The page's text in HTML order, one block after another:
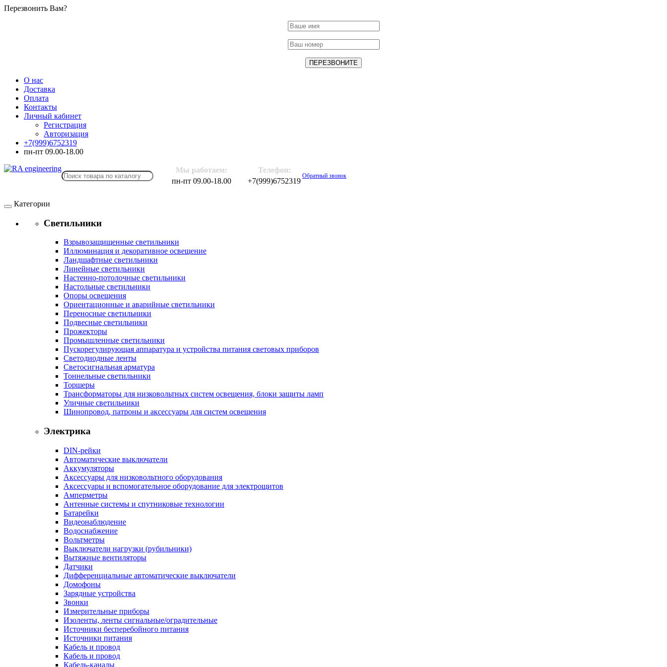
Перезвонить Вам?
О нас
Доставка
Оплата
Контакты
Личный кабинет
Регистрация
Авторизация
+7(999)6752319
пн-пт 09.00-18.00
Мы работаем:
Телефон:
пн-пт 09.00-18.00
+7(999)6752319
Обратный звонок
Категории
Светильники
Взрывозащищенные светильники
Иллюминация и декоративное освещение
Ландшафтные светильники
Линейные светильники
Настенно-потолочные светильники
Настольные светильники
Опоры освещения
Ориентационные и аварийные светильники
Переносные светильники
Подвесные светильники
Прожекторы
Промышленные светильники
Пускорегулирующая аппаратура и устройства питания световых приборов
Светодиодные ленты
Светосигнальная арматура
Тоннельные светильники
Торшеры
Трансформаторы для низковольтных систем освещения, блоки защиты ламп
Уличные светильники
Шинопровод, патроны и аксессуары для систем освещения
Электрика
DIN-рейки
Автоматические выключатели
Аккумуляторы
Аксессуары для низковольтного оборудования
Аксессуары и вспомогательное оборудование для электрощитов
Амперметры
Антенные системы и спутниковые технологии
Батарейки
Видеонаблюдение
Водоснабжение
Вольтметры
Выключатели нагрузки (рубильники)
Вытяжные вентиляторы
Датчики
Дифференциальные автоматические выключатели
Домофоны
Зарядные устройства
Звонки
Измерительные приборы
Изоленты, ленты сигнальные/оградительные
Источники бесперебойного питания
Источники питания
Кабель и провод
Кабель и провод
Кабель-каналы